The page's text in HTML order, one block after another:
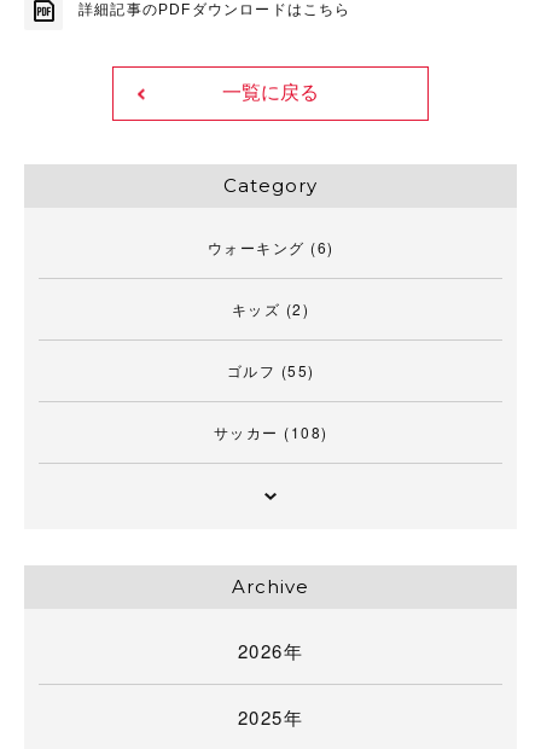
詳細記事のPDFダウンロードはこちら
一覧に戻る
Category
ウォーキング (6)
キッズ (2)
ゴルフ (55)
サッカー (108)
Archive
2026年
2025年